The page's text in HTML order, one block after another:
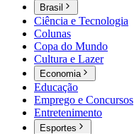
Brasil
Ciência e Tecnologia
Colunas
Copa do Mundo
Cultura e Lazer
Economia
Educação
Emprego e Concursos
Entretenimento
Esportes